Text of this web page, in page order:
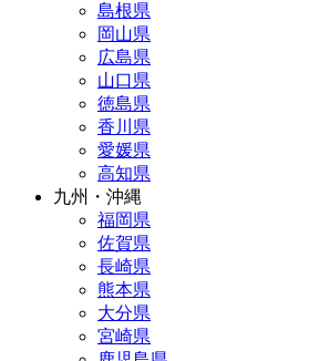
島根県
岡山県
広島県
山口県
徳島県
香川県
愛媛県
高知県
九州・沖縄
福岡県
佐賀県
長崎県
熊本県
大分県
宮崎県